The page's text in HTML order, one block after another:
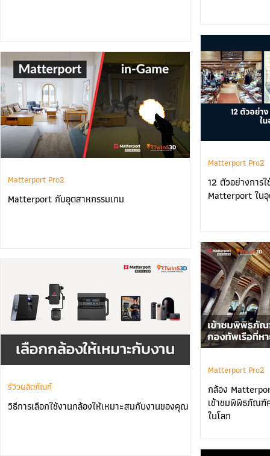
Matterport กับอุตสาหกรรมเกม
Matterport Pro2
12 ตัวอย่างการ
Matterport ใน
Matterport Pro2
วิธีการเลือกใช้งานกล้องให้เหมาะสมกับงานของคุณ
รีวิวผลิตภัณฑ์
กล้อง
เข้าชมพิพิธภัณฑ์
ในโลก
Matterport Pro2